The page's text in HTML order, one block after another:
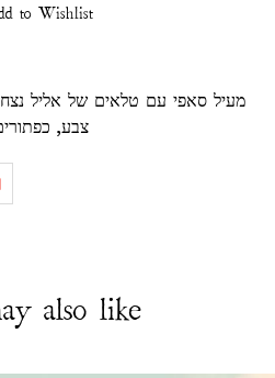
to Wishlist
מעיל סאפי עם טלאים של אליל
צבע,
also like